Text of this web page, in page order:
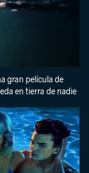
gran película de
en tierra de nadie